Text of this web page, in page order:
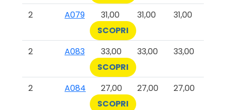
2
A079 31,00 31,00
31,00
SCOPRI
2
A083 33,00 33,00
33,00
SCOPRI
2
A084 27,00 27,00
27,00
SCOPRI